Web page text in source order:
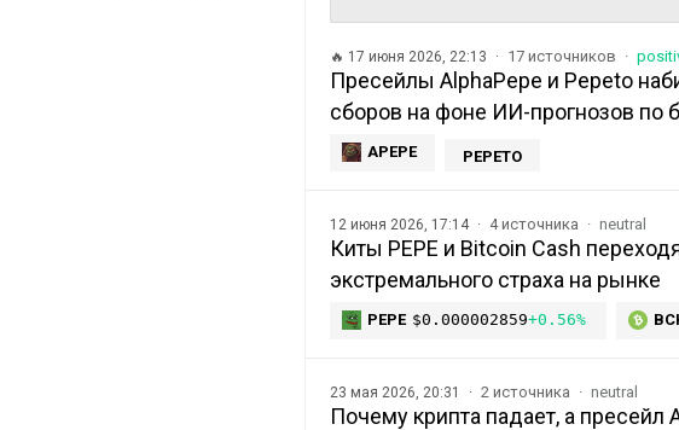
🔥 17 июня 2026, 22:13 17 источников
Пресейлы AlphaPepe и Pepeto
сборов на фоне ИИ-прогнозов по
APEPE PEPETO
12 июня 2026, 17:14 4 источника neutral
Киты PEPE и Bitcoin Cash
экстремального страха на рынке
PEPE $0.000002859+0.56%
23 мая 2026, 20:31 2 источника neutral
Почему крипта падает, а пресейл